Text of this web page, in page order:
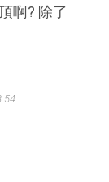
啊? 除了